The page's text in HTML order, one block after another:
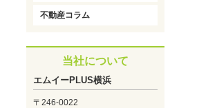
不動産コラム
当社について
エムイーPLUS横浜
〒246-0022